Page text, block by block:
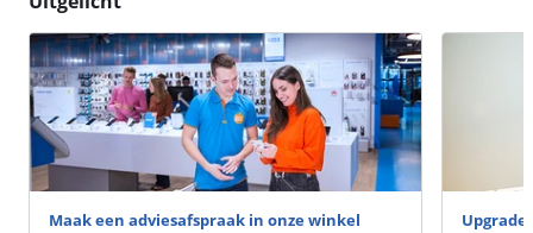
Maak een adviesafspraak in onze winkel